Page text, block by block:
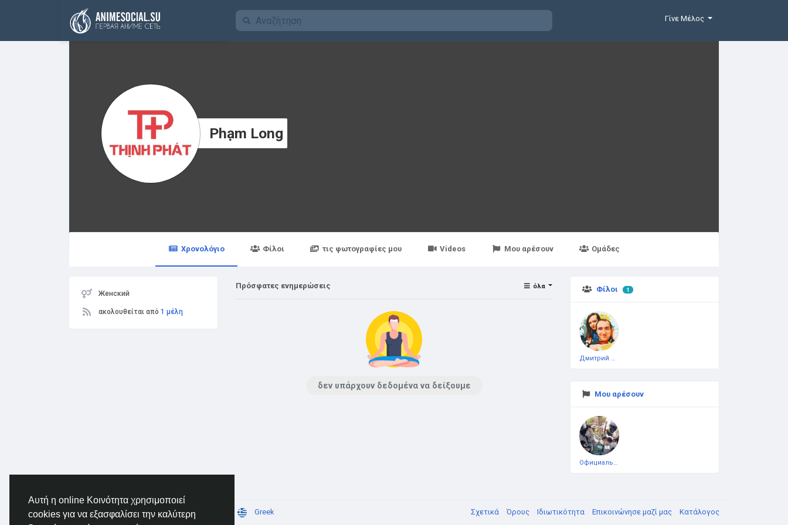
Αυτή η online Κοινότητα χρησιμοποιεί
cookies για να εξασφαλίσει την καλύτερη
Χρηματοδότηση
Γίνε Μέλος
Phạm Long
Χρονολόγιο Φίλοι τις φωτογραφίες μου Videos Μου αρέσουν Ομάδες
Женский
ακολουθείται από 1 μέλη
Φίλοι 1
Дмитрий Чеботарёв
Μου αρέσουν
Официальная тестовая страница
Πρόσφατες ενημερώσεις όλα
δεν υπάρχουν δεδομένα να δείξουμε
© 2026 AnimeSocial.SU - Первая аниме сеть! Greek Σχετικά Όρους Ιδιωτικότητα Επικοινώνησε μαζί μας Κατάλογος